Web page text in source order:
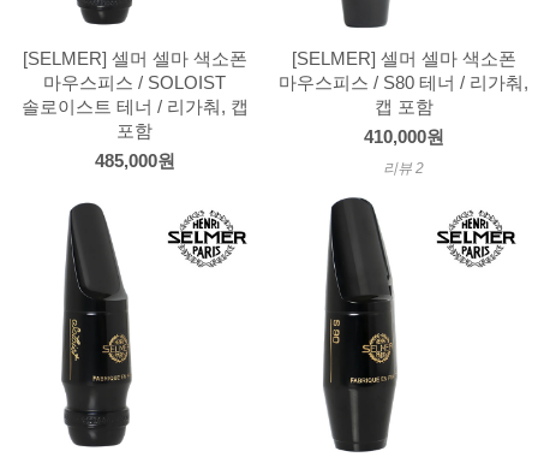
[SELMER] 셀머 셀마 색소폰
마우스피스 / SOLOIST
솔로이스트 테너 / 리가춰, 캡
포함
485,000원
[SELMER] 셀머 셀마 색소폰
마우스피스 / S80 테너 / 리가춰,
캡 포함
410,000원
리뷰 2